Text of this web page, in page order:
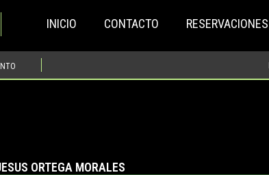
INICIO CONTACTO RESERVACIONES
ORTEGA MORALES